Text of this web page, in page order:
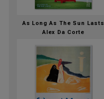
As Long As The Sun Lasts
Alex Da Corte